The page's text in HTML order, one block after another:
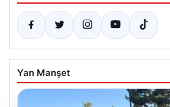
Yan Manşet